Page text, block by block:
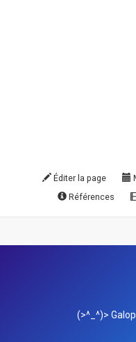
Éditer la page
Références
(>^_^)>